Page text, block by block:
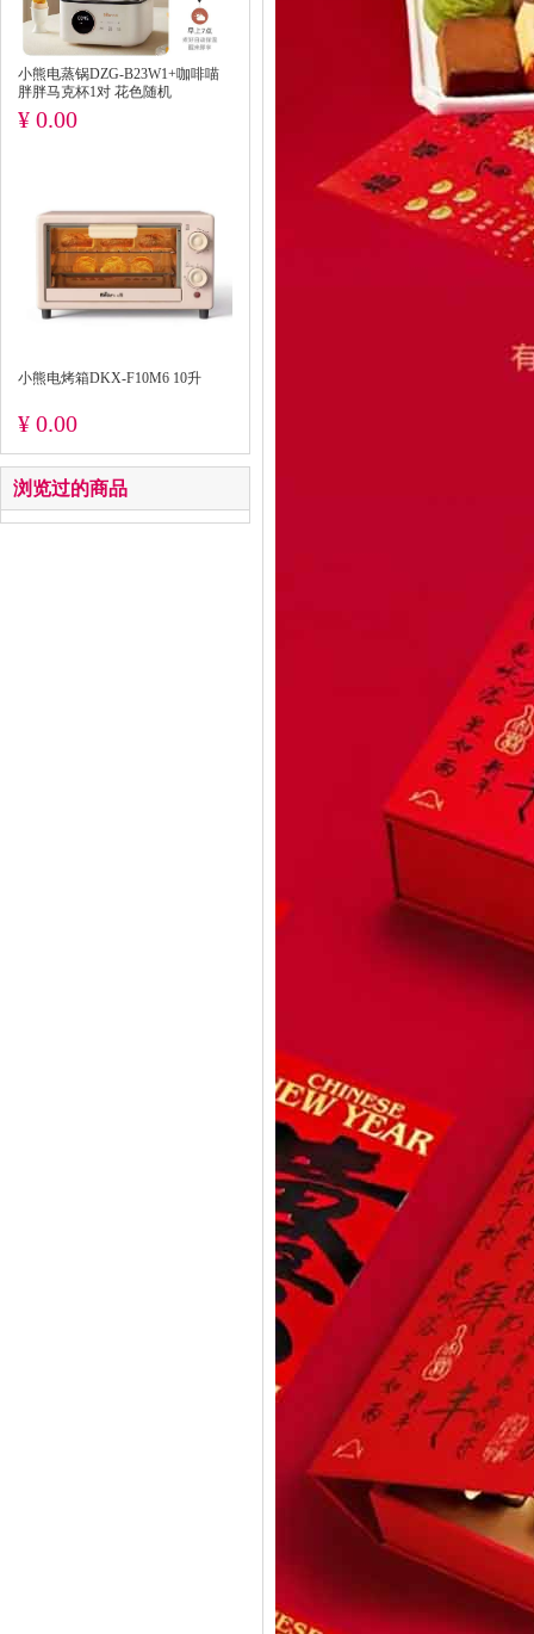
小熊电蒸锅DZG-B23W1+咖啡喵
胖胖马克杯1对 花色随机
¥ 0.00
小熊电烤箱DKX-F10M6 10升
¥ 0.00
浏览过的商品